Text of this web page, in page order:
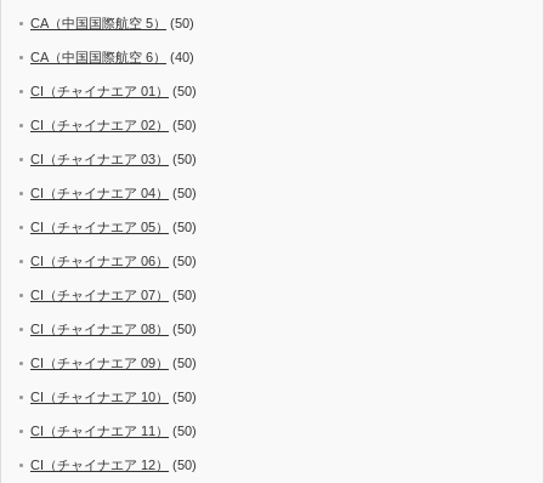
CA（中国国際航空 5） (50)
CA（中国国際航空 6） (40)
CI（チャイナエア 01） (50)
CI（チャイナエア 02） (50)
CI（チャイナエア 03） (50)
CI（チャイナエア 04） (50)
CI（チャイナエア 05） (50)
CI（チャイナエア 06） (50)
CI（チャイナエア 07） (50)
CI（チャイナエア 08） (50)
CI（チャイナエア 09） (50)
CI（チャイナエア 10） (50)
CI（チャイナエア 11） (50)
CI（チャイナエア 12） (50)